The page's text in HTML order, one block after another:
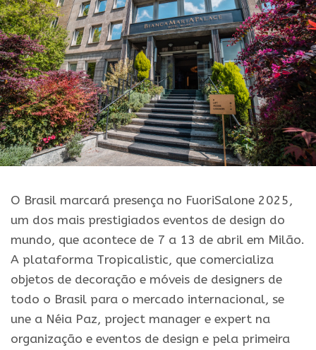
O Brasil marcará presença no FuoriSalone 2025,
um dos mais prestigiados eventos de design do
mundo, que acontece de 7 a 13 de abril em Milão.
A plataforma Tropicalistic, que comercializa
objetos de decoração e móveis de designers de
todo o Brasil para o mercado internacional, se
une a Néia Paz, project manager e expert na
organização e eventos de design e pela primeira